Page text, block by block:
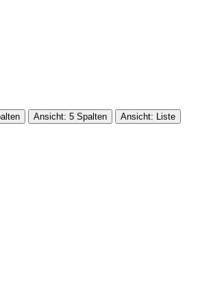
Ansicht: 5 Spalten Ansicht: Liste